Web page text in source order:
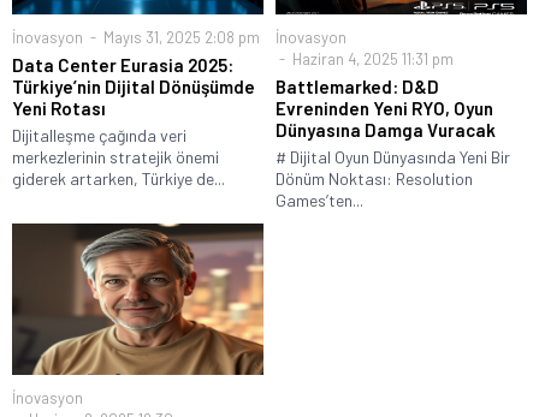
İnovasyon Mayıs 31, 2025 2:08 pm
Data Center Eurasia 2025:
Türkiye’nin Dijital Dönüşümde
Yeni Rotası
Dijitalleşme çağında veri
merkezlerinin stratejik önemi
giderek artarken, Türkiye de...
İnovasyon
Haziran 4, 2025 11:31 pm
Battlemarked: D&D
Evreninden Yeni RYO, Oyun
Dünyasına Damga Vuracak
# Dijital Oyun Dünyasında Yeni Bir
Dönüm Noktası: Resolution
Games’ten...
İnovasyon